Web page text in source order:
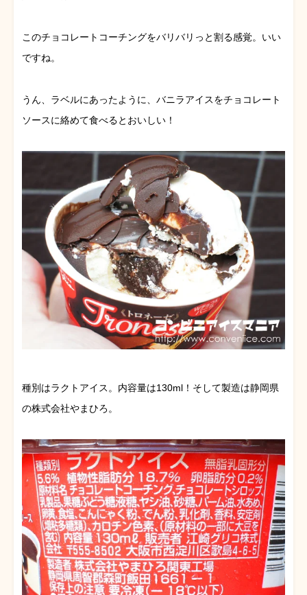
このチョコレートコーチングをバリバリっと割る感覚。いい
ですね。
うん、ラベルにあったように、バニラアイスをチョコレート
ソースに絡めて食べるとおいしい！
種別はラクトアイス。内容量は130ml！そして製造は静岡県
の株式会社やまひろ。